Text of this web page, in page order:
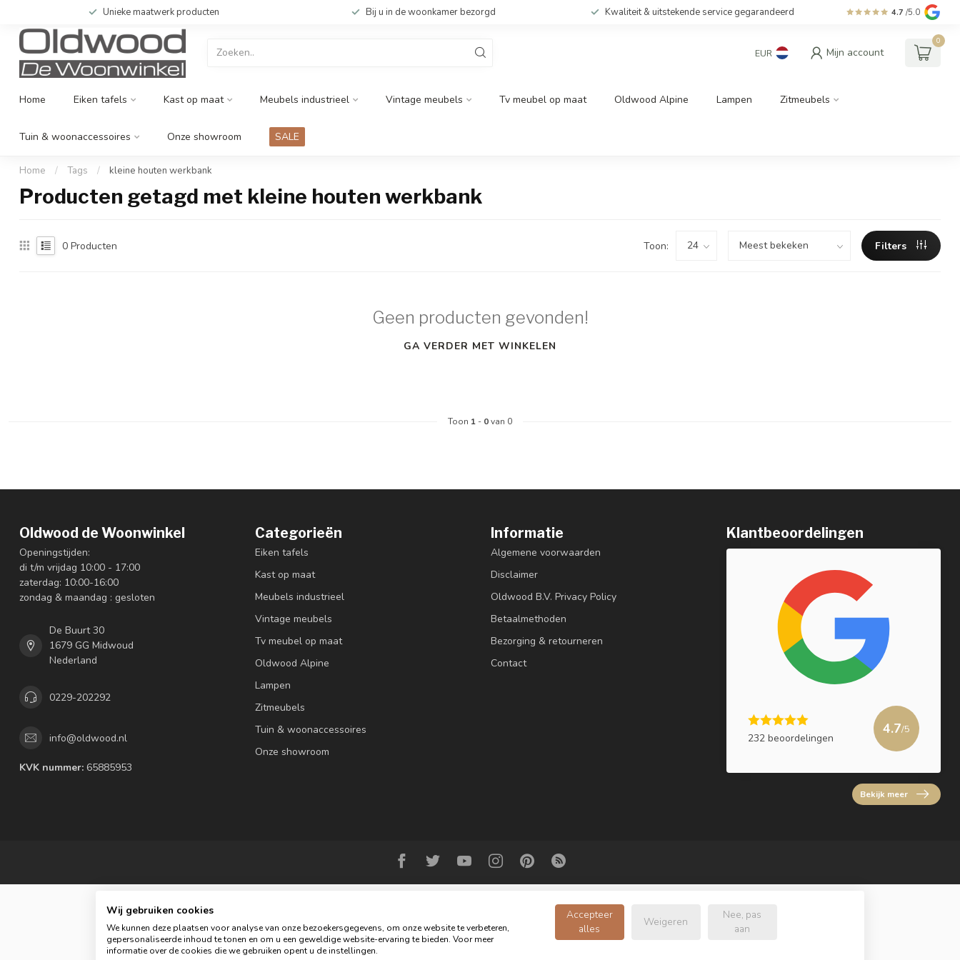
Unieke maatwerk producten Bij u in de woonkamer bezorgd Kwaliteit & uitstekende service gegarandeerd 4.7 /5.0
EUR Mijn account
0
Home Eiken tafels Kast op maat Meubels industrieel Vintage meubels Tv meubel op maat Oldwood Alpine Lampen Zitmeubels
Tuin & woonaccessoires Onze showroom SALE
Home / Tags / kleine houten werkbank
Producten getagd met kleine houten werkbank
0 Producten Toon: Filters
Geen producten gevonden!
GA VERDER MET WINKELEN
Toon 1 - 0van 0
Oldwood de Woonwinkel
Openingstijden:
di t/m vrijdag 10:00 - 17:00
zaterdag: 10:00-16:00
zondag & maandag : gesloten
De Buurt 30
1679 GG Midwoud
Nederland
0229-202292
info@oldwood.nl
KVK nummer: 65885953
Categorieën
Eiken tafels
Kast op maat
Meubels industrieel
Vintage meubels
Tv meubel op maat
Oldwood Alpine
Lampen
Zitmeubels
Tuin & woonaccessoires
Onze showroom
Informatie
Algemene voorwaarden
Disclaimer
Oldwood B.V. Privacy Policy
Betaalmethoden
Bezorging & retourneren
Contact
Klantbeoordelingen
232 beoordelingen
4.7/5
Bekijk meer
© Copyright 2026 Oldwood de Woonwinkel - Powered by
Wij gebruiken cookies
We kunnen deze plaatsen voor analyse van onze bezoekersgegevens, om onze website te verbeteren,
gepersonaliseerde inhoud te tonen en om u een geweldige website-ervaring te bieden. Voor meer
informatie over de cookies die we gebruiken opent u de instellingen.
Accepteer
alles
Weigeren
Nee, pas
aan